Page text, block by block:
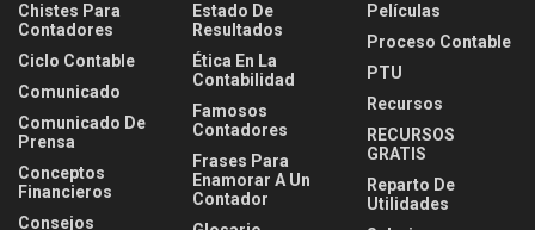
Chistes Para
Contadores
Ciclo Contable
Comunicado
Comunicado De
Prensa
Conceptos
Financieros
Consejos
Estado De
Resultados
Ética En La
Contabilidad
Famosos
Contadores
Frases Para
Enamorar A Un
Contador
Películas
Proceso Contable
PTU
Recursos
RECURSOS
GRATIS
Reparto De
Utilidades